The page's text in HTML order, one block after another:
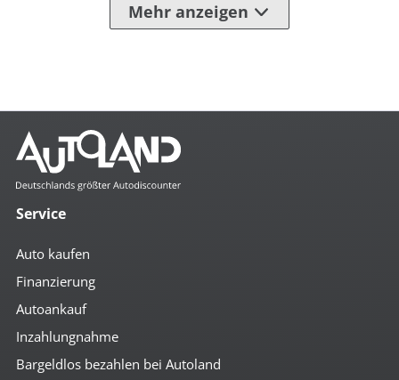
Mehr anzeigen
Service
Auto kaufen
Finanzierung
Autoankauf
Inzahlungnahme
Bargeldlos bezahlen bei Autoland